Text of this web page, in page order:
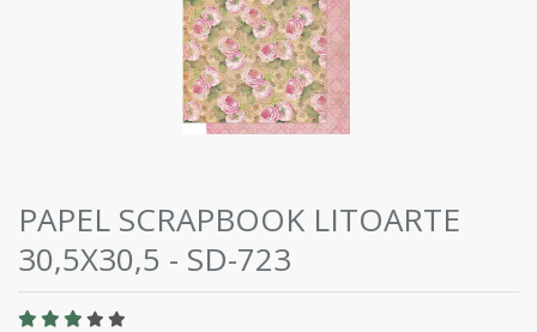
PAPEL SCRAPBOOK LITOARTE
30,5X30,5 - SD-723